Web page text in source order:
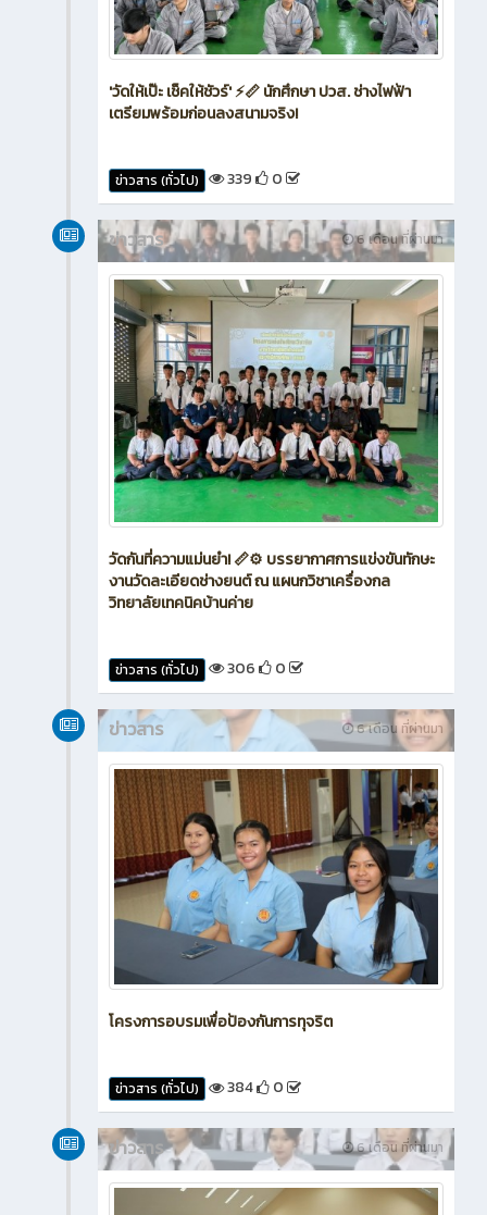
'วัดให้เป๊ะ เช็คให้ชัวร์' ⚡📏 นักศึกษา ปวส. ช่างไฟฟ้า
เตรียมพร้อมก่อนลงสนามจริง!
ข่าวสาร (ทั่วไป) 339 0
6 เดือน ที่ผ่านมา
ข่าวสาร
วัดกันที่ความแม่นยำ! 📏⚙️ บรรยากาศการแข่งขันทักษะ
งานวัดละเอียดช่างยนต์ ณ แผนกวิชาเครื่องกล
วิทยาลัยเทคนิคบ้านค่าย
ข่าวสาร (ทั่วไป) 306 0
6 เดือน ที่ผ่านมา
ข่าวสาร
โครงการอบรมเพื่อป้องกันการทุจริต
ข่าวสาร (ทั่วไป) 384 0
6 เดือน ที่ผ่านมา
ข่าวสาร